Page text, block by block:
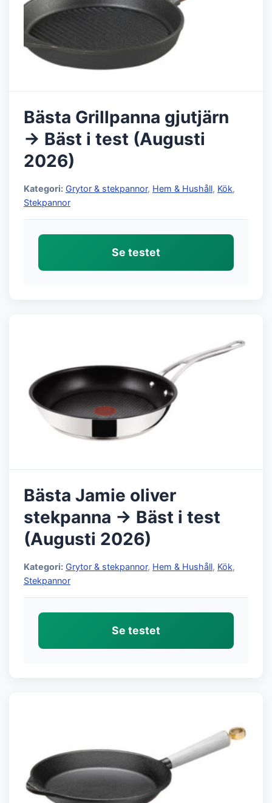
Bästa Grillpanna gjutjärn
→ Bäst i test (Augusti
2026)
Kategori: Grytor & stekpannor, Hem & Hushåll, Kök,
Stekpannor
Se testet
Bästa Jamie oliver
stekpanna → Bäst i test
(Augusti 2026)
Kategori: Grytor & stekpannor, Hem & Hushåll, Kök,
Stekpannor
Se testet